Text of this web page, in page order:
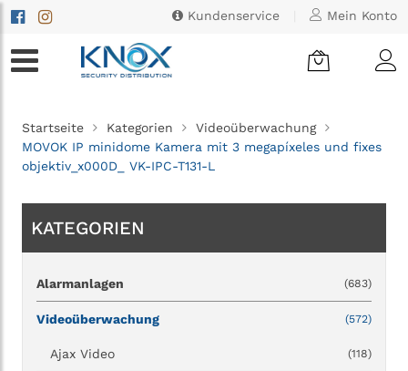
Kundenservice Mein Konto
Startseite Kategorien
Videoüberwachung
MOVOK IP minidome Kamera mit 3 megapíxeles und fixes
objektiv_x000D_ VK-IPC-T131-L
KATEGORIEN
Alarmanlagen (683)
Videoüberwachung (572)
Ajax Video (118)